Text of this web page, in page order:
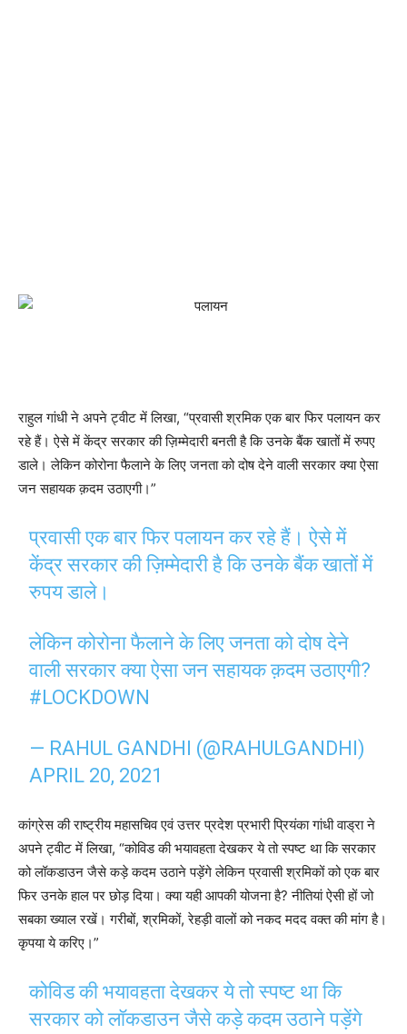
राहुल गांधी ने अपने ट्वीट में लिखा, “प्रवासी श्रमिक एक बार फिर पलायन कर
रहे हैं। ऐसे में केंद्र सरकार की ज़िम्मेदारी बनती है कि उनके बैंक खातों में रुपए
डाले। लेकिन कोरोना फैलाने के लिए जनता को दोष देने वाली सरकार क्या ऐसा
जन सहायक क़दम उठाएगी।”
प्रवासी एक बार फिर पलायन कर रहे हैं। ऐसे में
केंद्र सरकार की ज़िम्मेदारी है कि उनके बैंक खातों में
रुपय डाले।
लेकिन कोरोना फैलाने के लिए जनता को दोष देने
वाली सरकार क्या ऐसा जन सहायक क़दम उठाएगी?
#LOCKDOWN
— RAHUL GANDHI (@RAHULGANDHI)
APRIL 20, 2021
कांग्रेस की राष्ट्रीय महासचिव एवं उत्तर प्रदेश प्रभारी प्रियंका गांधी वाड्रा ने
अपने ट्वीट में लिखा, “कोविड की भयावहता देखकर ये तो स्पष्ट था कि सरकार
को लॉकडाउन जैसे कड़े कदम उठाने पड़ेंगे लेकिन प्रवासी श्रमिकों को एक बार
फिर उनके हाल पर छोड़ दिया। क्या यही आपकी योजना है? नीतियां ऐसी हों जो
सबका ख्याल रखें। गरीबों, श्रमिकों, रेहड़ी वालों को नकद मदद वक्त की मांग है।
कृपया ये करिए।”
कोविड की भयावहता देखकर ये तो स्पष्ट था कि
सरकार को लॉकडाउन जैसे कड़े कदम उठाने पड़ेंगे